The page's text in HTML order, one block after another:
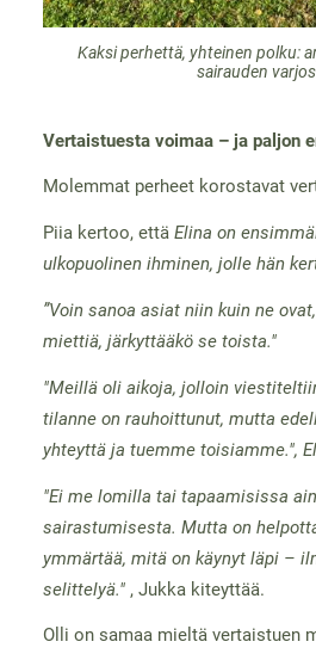
Kaksi perhettä, yhteinen polku:
sairauden
Vertaistuesta voimaa – ja paljon
Molemmat perheet korostavat
Piia kertoo, että Elina on
ulkopuolinen ihminen, jolle hän
”Voin sanoa asiat niin kuin ne
miettiä, järkyttääkö se toista."
"Meillä oli aikoja, jolloin
tilanne on rauhoittunut, mutta
yhteyttä ja tuemme toisiamme.",
"Ei me lomilla tai tapaamisissa
sairastumisesta. Mutta on
ymmärtää, mitä on käynyt läpi –
selittelyä.", Jukka kiteyttää.
Olli on samaa mieltä vertaistuen